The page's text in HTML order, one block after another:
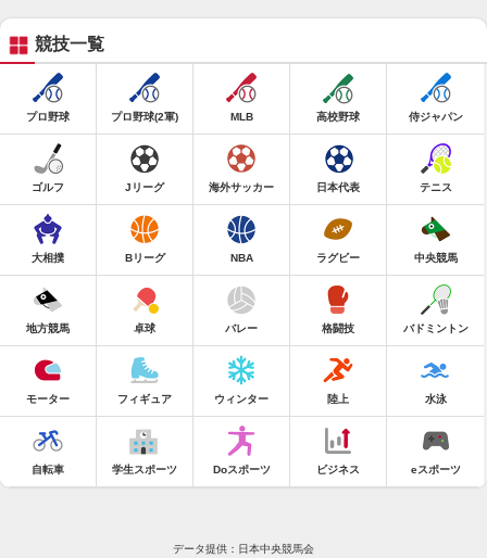
競技一覧
プロ野球 プロ野球(2軍) MLB 高校野球 侍ジャパン
ゴルフ Jリーグ 海外サッカー 日本代表 テニス
大相撲 Bリーグ NBA ラグビー 中央競馬
地方競馬 卓球 バレー 格闘技 バドミントン
モーター フィギュア ウィンター 陸上 水泳
自転車 学生スポーツ Doスポーツ ビジネス eスポーツ
データ提供：日本中央競馬会